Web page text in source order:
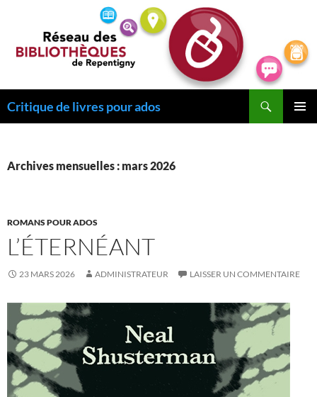
Critique de livres pour ados
Archives mensuelles : mars 2026
ROMANS POUR ADOS
L’ÉTERNÉANT
23 MARS 2026 ADMINISTRATEUR LAISSER UN COMMENTAIRE